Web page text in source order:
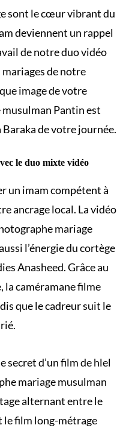
sont le cœur vibrant du
deviennent un rappel
de notre duo vidéo
de notre
image de votre
Pantin est
de votre journée.
le duo mixte vidéo
un imamcompétent à
ancrage local. La vidéo
mariage
l’énergie du cortège
Anasheed. Grâce au
la caméramane filme
que le cadreur suit le
secret d’un film dehlel
mariage musulman
alternant entre le
le film long-métrage